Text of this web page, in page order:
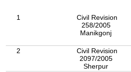
1
Civil Revision
258/2005
Manikgonj
2
Civil Revision
2097/2005
Sherpur